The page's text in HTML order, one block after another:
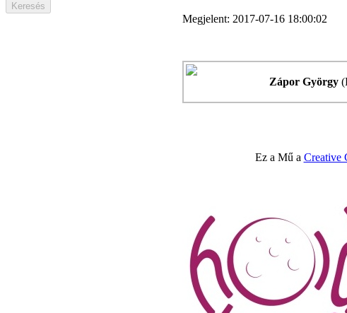
Megjelent: 2017-07-16 18:00:02
Zápor György
Ez a Mű a Creative